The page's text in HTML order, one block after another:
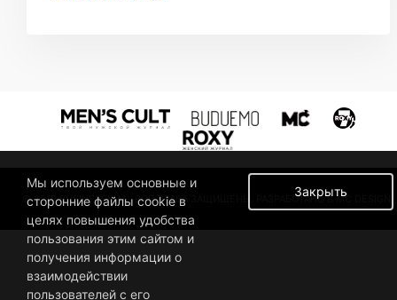
© 2019 BUSINESSMAN. ВСЕ ПРАВА ЗАЩИЩЕНЫ. РАЗРАБОТАНО В MC DESIGN.
Закрыть
Мы используем основные и
сторонние файлы cookie в
целях повышения удобства
пользования этим сайтом и
получения информации о
взаимодействии
пользователей с его